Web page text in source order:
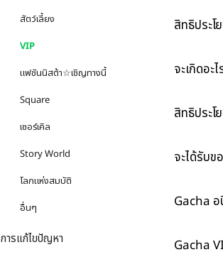
สัตว์เลี้ยง
VIP
แฟชันนิสต้า☆เชิญทางนี้
Square
เซอร์เคิล
Story World
โลกแห่งสมบัติ
อื่นๆ
การแก้ไขปัญหา
สิทธิประโ
จะเกิดอะ
สิทธิประโ
จะได้รับ
Gacha